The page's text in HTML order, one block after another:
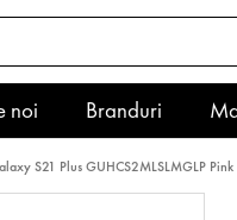
noi Branduri
S21 Plus GUHCS2MLSLMGLP Pink